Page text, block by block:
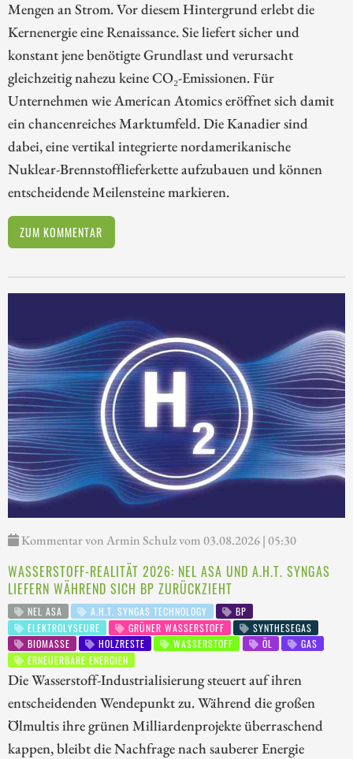
Mengen an Strom. Vor diesem Hintergrund erlebt die
Kernenergie eine Renaissance. Sie liefert sicher und
konstant jene benötigte Grundlast und verursacht
gleichzeitig nahezu keine CO₂-Emissionen. Für
Unternehmen wie American Atomics eröffnet sich damit
ein chancenreiches Marktumfeld. Die Kanadier sind
dabei, eine vertikal integrierte nordamerikanische
Nuklear-Brennstofflieferkette aufzubauen und können
entscheidende Meilensteine markieren.
ZUM KOMMENTAR
Kommentar von Armin Schulz vom 03.08.2026 | 05:30
WASSERSTOFF-REALITÄT 2026: NEL ASA UND A.H.T. SYNGAS
LIEFERN WÄHREND SICH BP ZURÜCKZIEHT
NEL ASA A.H.T. SYNGAS TECHNOLOGY
BP
ELEKTROLYSEURE
GRÜNER WASSERSTOFF
SYNTHESEGAS
BIOMASSE
HOLZRESTE WASSERSTOFF ÖL
GAS
ERNEUERBARE ENERGIEN
Die Wasserstoff-Industrialisierung steuert auf ihren
entscheidenden Wendepunkt zu. Während die großen
Ölmultis ihre grünen Milliardenprojekte überraschend
kappen, bleibt die Nachfrage nach sauberer Energie